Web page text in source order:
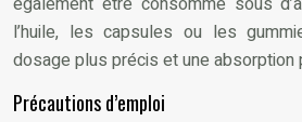
l’huile, les capsules ou les
dosage plus précis et une absorption
Précautions d’emploi